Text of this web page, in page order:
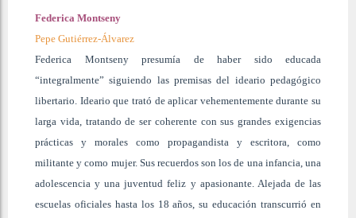
Federica Montseny
Pepe Gutiérrez-Álvarez
Federica Montseny presumía de haber sido educada
“integralmente” siguiendo las premisas del ideario pedagógico
libertario. Ideario que trató de aplicar vehementemente durante su
larga vida, tratando de ser coherente con sus grandes exigencias
prácticas y morales como propagandista y escritora, como
militante y como mujer. Sus recuerdos son los de una infancia, una
adolescencia y una juventud feliz y apasionante. Alejada de las
escuelas oficiales hasta los 18 años, su educación transcurrió en